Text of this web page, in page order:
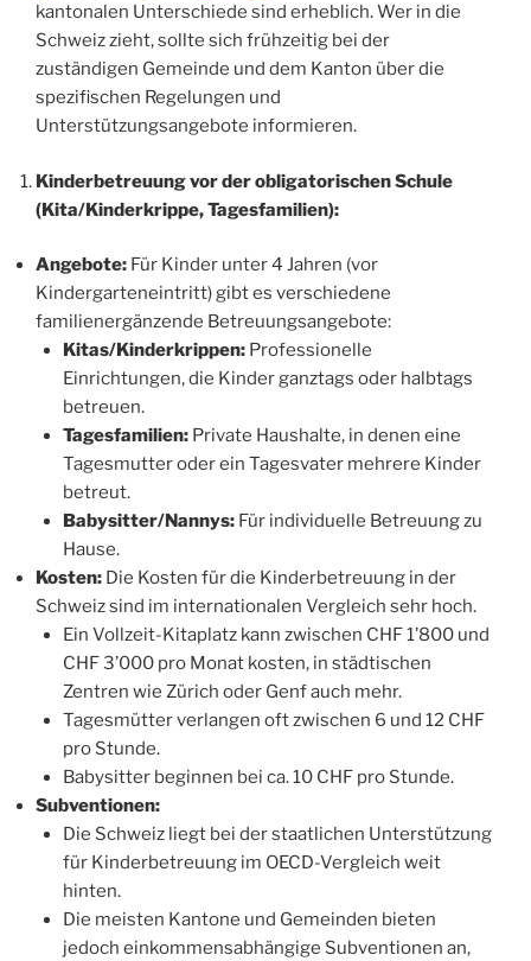
kantonalen Unterschiede sind erheblich. Wer in die
Schweiz zieht, sollte sich frühzeitig bei der
zuständigen Gemeinde und dem Kanton über die
spezifischen Regelungen und
Unterstützungsangebote informieren.
Kinderbetreuung vor der obligatorischen Schule
(Kita/Kinderkrippe, Tagesfamilien):
Angebote: Für Kinder unter 4 Jahren (vor
Kindergarteneintritt) gibt es verschiedene
familienergänzende Betreuungsangebote:
Kitas/Kinderkrippen:Professionelle
Einrichtungen, die Kinder ganztags oder halbtags
betreuen.
Tagesfamilien:Private Haushalte, in denen eine
Tagesmutter oder ein Tagesvater mehrere Kinder
betreut.
Babysitter/Nannys:Für individuelle Betreuung zu
Hause.
Kosten: Die Kosten für die Kinderbetreuung in der
Schweiz sind im internationalen Vergleich sehr hoch.
Ein Vollzeit-Kitaplatz kann zwischen CHF 1’800 und
CHF 3’000 pro Monat kosten, in städtischen
Zentren wie Zürich oder Genf auch mehr.
Tagesmütter verlangen oft zwischen 6 und 12 CHF
pro Stunde.
Babysitter beginnen bei ca. 10 CHF pro Stunde.
Subventionen:
Die Schweiz liegt bei der staatlichen Unterstützung
für Kinderbetreuung im OECD-Vergleich weit
hinten.
Die meisten Kantone und Gemeinden bieten
jedoch einkommensabhängige Subventionen an,